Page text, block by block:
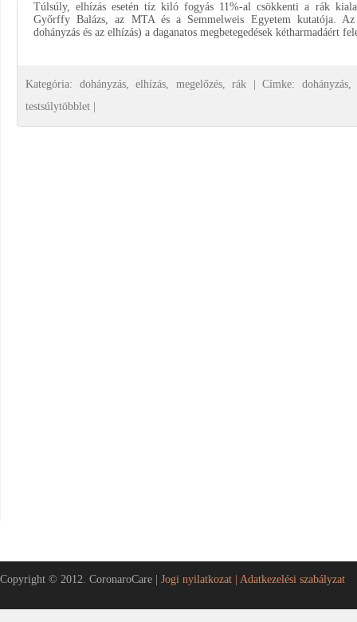
Túlsúly, elhízás esetén tíz kiló fogyás 11%-al csökkenti a rák
Győrffy Balázs, az MTA és a Semmelweis Egyetem kutatója. Az
dohányzás és az elhízás) a daganatos megbetegedések kétharmadáért
Kategória: dohányzás,elhízás, megelőzés,rák |Címke: dohányzás
testsúlytöbblet
Copyright © 2012. CoronaroCare | Jogi nyilatkozat | Adatkezelési szabályzat